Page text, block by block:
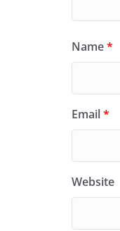
Name*
Email*
Website